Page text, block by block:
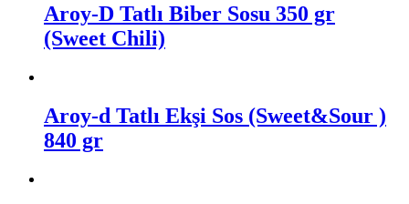
Aroy-D Tatlı Biber Sosu 350 gr
(Sweet Chili)
Aroy-d Tatlı Ekşi Sos (Sweet&Sour )
840 gr